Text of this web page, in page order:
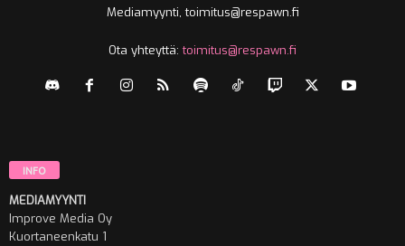
Mediamyynti, toimitus@respawn.fi
Ota yhteyttä:toimitus@respawn.fi
INFO
MEDIAMYYNTI
Improve Media Oy
Kuortaneenkatu 1